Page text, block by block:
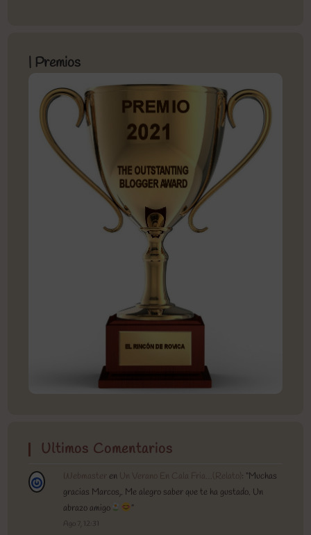
| Premios
Ultimos Comentarios
Webmaster en Un Verano En Cala Fria…(Relato) : “Muchas
gracias Marcos,. Me alegro saber que te ha gustado. Un
abrazo amigo
”
Ago 7, 12:31